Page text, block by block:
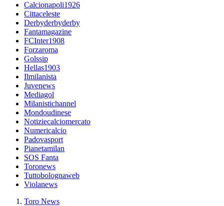
Calcionapoli1926
Cittaceleste
Derbyderbyderby
Fantamagazine
FCInter1908
Forzaroma
Golssip
Hellas1903
Ilmilanista
Juvenews
Mediagol
Milanistichannel
Mondoudinese
Notiziecalciomercato
Numericalcio
Padovasport
Pianetamilan
SOS Fanta
Toronews
Tuttobolognaweb
Violanews
Toro News